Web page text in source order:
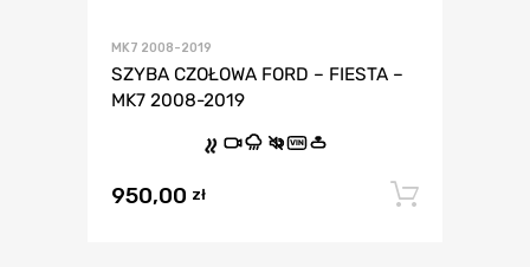
MK7 2008-2019
SZYBA CZOŁOWA FORD – FIESTA –
MK7 2008-2019
VIN
950,00 zł